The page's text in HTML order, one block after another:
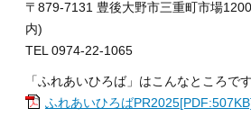
〒879-7131 豊後大野市三重町市場
内)
TEL 0974-22-1065
「ふれあいひろば」はこんなところです
ふれあいひろばPR2025[PDF:507KB]